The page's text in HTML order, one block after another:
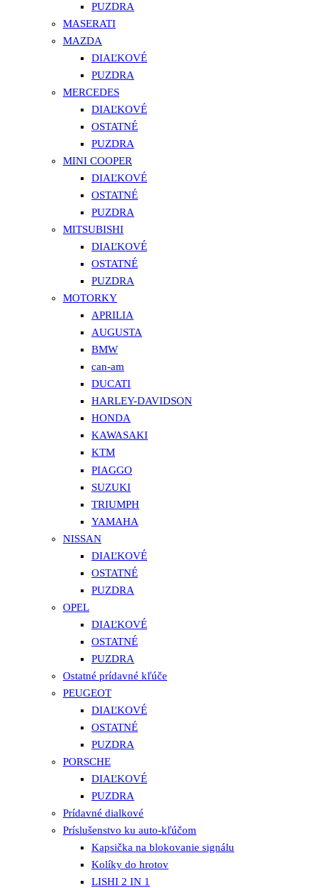
PUZDRA
MASERATI
MAZDA
DIAĽKOVÉ
PUZDRA
MERCEDES
DIAĽKOVÉ
OSTATNÉ
PUZDRA
MINI COOPER
DIAĽKOVÉ
OSTATNÉ
PUZDRA
MITSUBISHI
DIAĽKOVÉ
OSTATNÉ
PUZDRA
MOTORKY
APRILIA
AUGUSTA
BMW
can-am
DUCATI
HARLEY-DAVIDSON
HONDA
KAWASAKI
KTM
PIAGGO
SUZUKI
TRIUMPH
YAMAHA
NISSAN
DIAĽKOVÉ
OSTATNÉ
PUZDRA
OPEL
DIAĽKOVÉ
OSTATNÉ
PUZDRA
Ostatné prídavné kľúče
PEUGEOT
DIAĽKOVÉ
OSTATNÉ
PUZDRA
PORSCHE
DIAĽKOVÉ
PUZDRA
Prídavné dialkové
Príslušenstvo ku auto-kľúčom
Kapsička na blokovanie signálu
Kolíky do hrotov
LISHI 2 IN 1